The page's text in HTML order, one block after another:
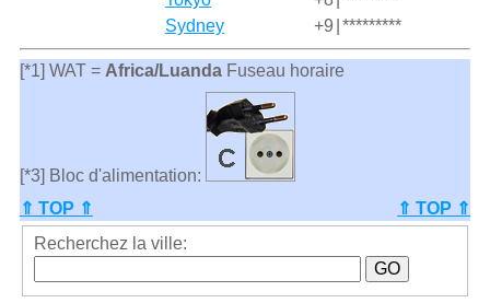
Sydney
+9 *********
[*1] WAT = Africa/LuandaFuseau horaire
[*3] Bloc d'alimentation:
⇑ TOP ⇑
⇑ TOP ⇑
Recherchez la ville: